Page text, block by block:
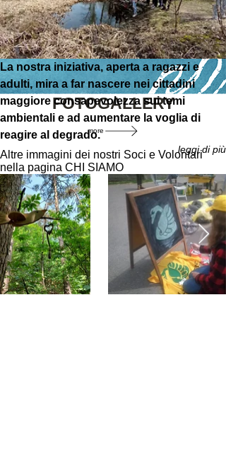
La nostra iniziativa, aperta a ragazzi e
adulti, mira a far nascere nei cittadini
maggiore consapevolezza sui temi
ambientali e ad aumentare la voglia di
reagire al degrado.
leggi di più
FOTOGALLERY
more
Altre immagini dei nostri Soci e Volontari
nella pagina CHI SIAMO